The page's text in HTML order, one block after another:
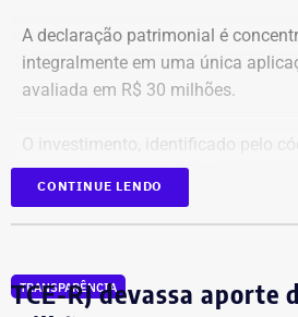
A declaração patrimonial é
integralmente em uma única
avaliada em R$ 30 milhões.
O investimento, identificado pelo
representa cerca de 99,2% de todo
incluem aplicações de renda fixa
instituições financeiras, além de
CONTINUE LENDO
TRANSPARÊNCIA
TCE-RJ devassa aporte